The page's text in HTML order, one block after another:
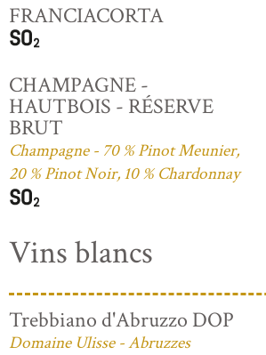
FRANCIACORTA
CHAMPAGNE -
HAUTBOIS - RÉSERVE
BRUT
Champagne - 70 % Pinot Meunier,
20 % Pinot Noir, 10 % Chardonnay
Vins blancs
Trebbiano d'Abruzzo DOP
Domaine Ulisse - Abruzzes